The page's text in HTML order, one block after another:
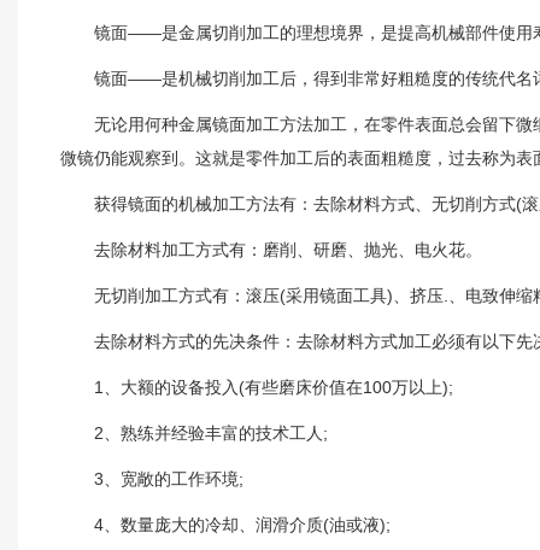
镜面——是金属切削加工的理想境界，是提高机械部件使用
镜面——是机械切削加工后，得到非常好粗糙度的传统代名
无论用何种金属镜面加工方法加工，在零件表面总会留下微
微镜仍能观察到。这就是零件加工后的表面粗糙度，过去称为
获得镜面的机械加工方法有：去除材料方式、无切削方式(
去除材料加工方式有：磨削、研磨、抛光、电火花。
无切削加工方式有：滚压(采用镜面工具)、挤压.、电致伸缩
去除材料方式的先决条件：去除材料方式加工必须有以下先
1、大额的设备投入(有些磨床价值在100万以上);
2、熟练并经验丰富的技术工人;
3、宽敞的工作环境;
4、数量庞大的冷却、润滑介质(油或液);